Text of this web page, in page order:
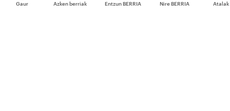
Gaur Atalak
Azken berriak Entzun BERRIA Nire BERRIA